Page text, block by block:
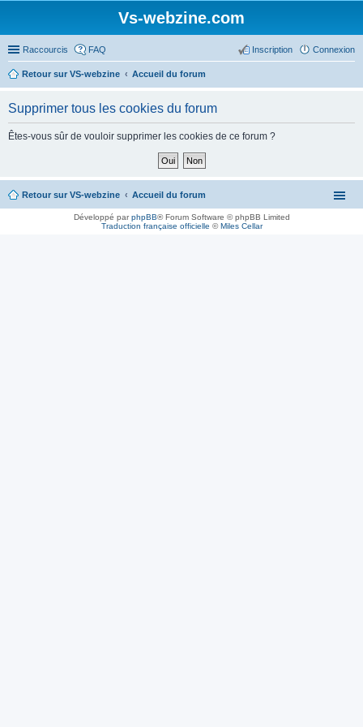
Vs-webzine.com
Raccourcis FAQ Connexion
Inscription
Retour sur VS-webzine Accueil du forum
Supprimer tous les cookies du forum
Êtes-vous sûr de vouloir supprimer les cookies de ce forum ?
Retour sur VS-webzine Accueil du forum
Développé parphpBB® Forum Software © phpBB Limited
Traduction française officielle ©Miles Cellar